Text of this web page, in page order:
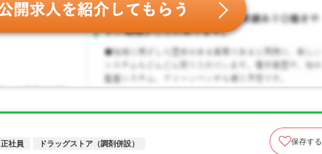
正社員 ドラッグストア（調剤併設） 保存する